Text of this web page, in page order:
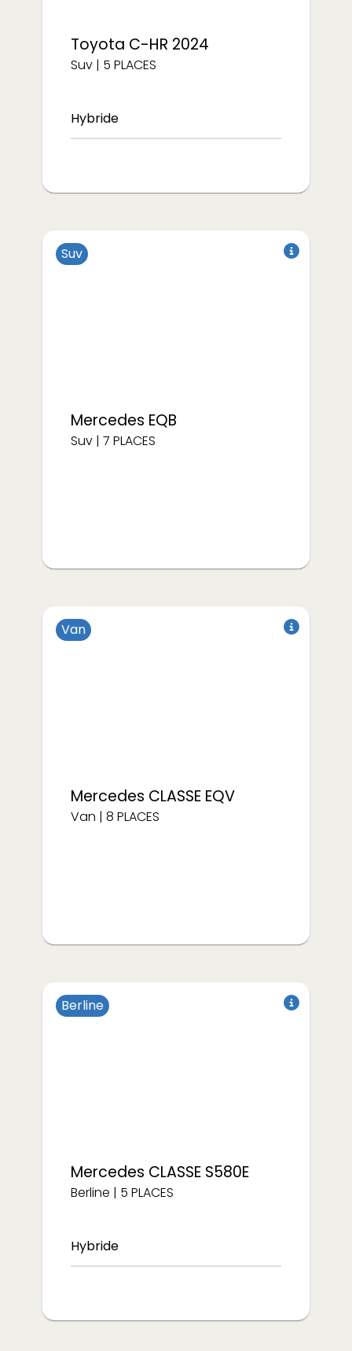
Toyota C-HR 2024
Suv | 5 PLACES
Hybride
Suv
Mercedes EQB
Suv | 7 PLACES
Van
Mercedes CLASSE EQV
Van | 8 PLACES
Berline
Mercedes CLASSE S580E
Berline | 5 PLACES
Hybride